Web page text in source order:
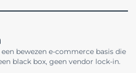
bewezen e-commerce basis die
black box, geen vendor lock-in.